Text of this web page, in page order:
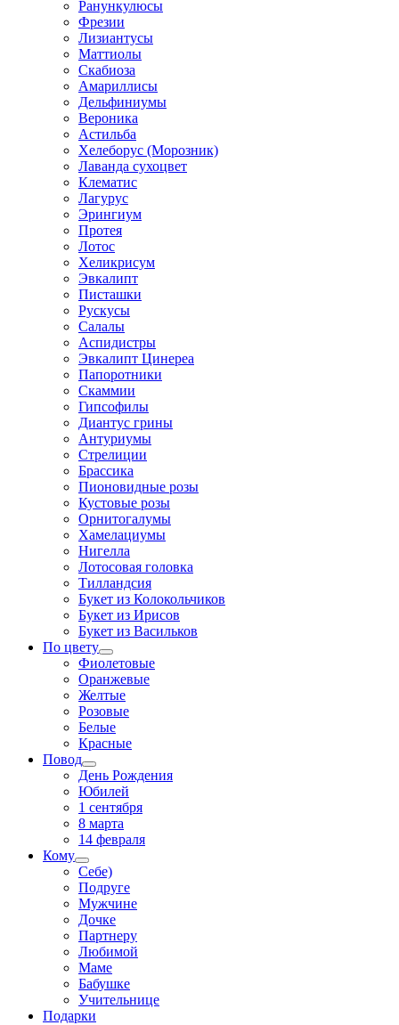
Ранункулюсы
Фрезии
Лизиантусы
Маттиолы
Скабиоза
Амариллисы
Дельфиниумы
Вероника
Астильба
Хелеборус (Морозник)
Лаванда сухоцвет
Клематис
Лагурус
Эрингиум
Протея
Лотос
Хеликрисум
Эвкалипт
Писташки
Рускусы
Салалы
Аспидистры
Эвкалипт Цинереа
Папоротники
Скаммии
Гипсофилы
Диантус грины
Антуриумы
Стрелиции
Брассика
Пионовидные розы
Кустовые розы
Орнитогалумы
Хамелациумы
Нигелла
Лотосовая головка
Тилландсия
Букет из Колокольчиков
Букет из Ирисов
Букет из Васильков
По цвету
Фиолетовые
Оранжевые
Желтые
Розовые
Белые
Красные
Повод
День Рождения
Юбилей
1 сентября
8 марта
14 февраля
Кому
Себе)
Подруге
Мужчине
Дочке
Партнеру
Любимой
Маме
Бабушке
Учительнице
Подарки